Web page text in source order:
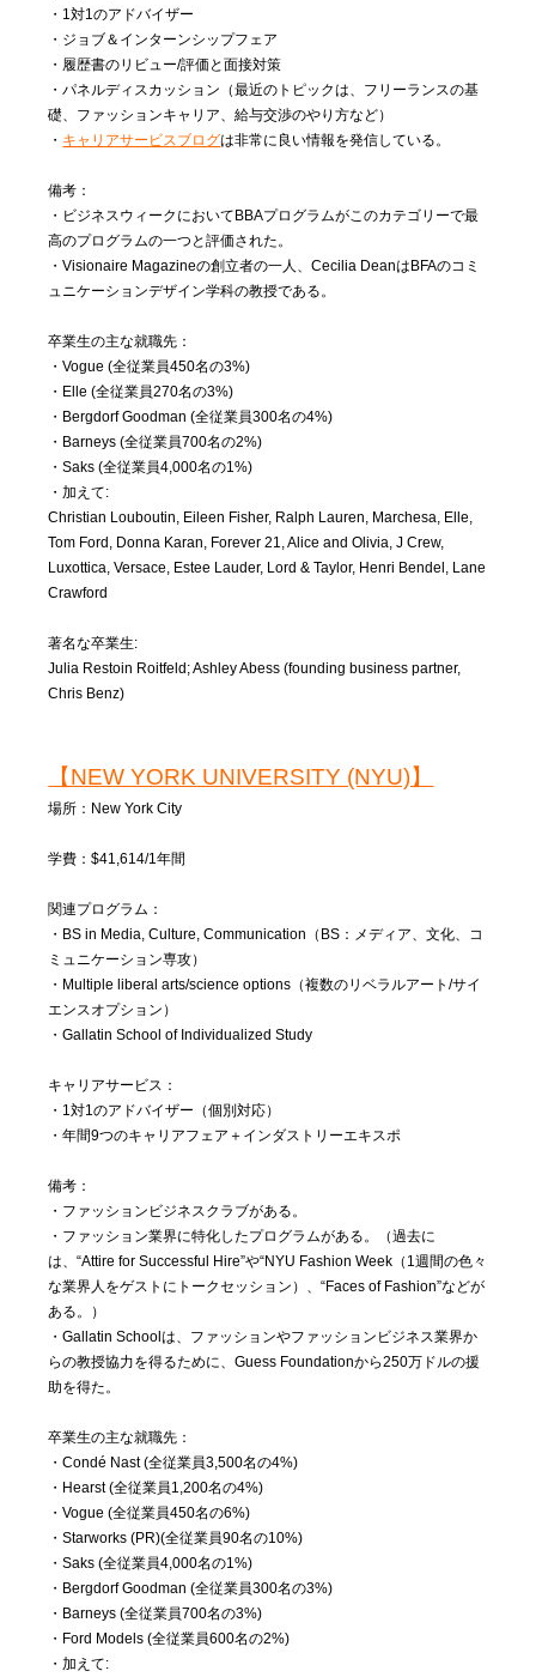
・1対1のアドバイザー
・ジョブ＆インターンシップフェア
・履歴書のリビュー/評価と面接対策
・パネルディスカッション（最近のトピックは、フリーランスの基
礎、ファッションキャリア、給与交渉のやり方など）
・ キャリアサービスブログは非常に良い情報を発信している。
備考：
・ビジネスウィークにおいてBBAプログラムがこのカテゴリーで最
高のプログラムの一つと評価された。
・Visionaire Magazineの創立者の一人、Cecilia DeanはBFAのコミ
ュニケーションデザイン学科の教授である。
卒業生の主な就職先：
・Vogue (全従業員450名の3%)
・Elle (全従業員270名の3%)
・Bergdorf Goodman (全従業員300名の4%)
・Barneys (全従業員700名の2%)
・Saks (全従業員4,000名の1%)
・加えて:
Christian Louboutin, Eileen Fisher, Ralph Lauren, Marchesa, Elle,
Tom Ford, Donna Karan, Forever 21, Alice and Olivia, J Crew,
Luxottica, Versace, Estee Lauder, Lord & Taylor, Henri Bendel, Lane
Crawford
著名な卒業生:
Julia Restoin Roitfeld; Ashley Abess (founding business partner,
Chris Benz)
【NEW YORK UNIVERSITY (NYU)】
場所：New York City
学費：$41,614/1年間
関連プログラム：
・BS in Media, Culture, Communication（BS：メディア、文化、コ
ミュニケーション専攻）
・Multiple liberal arts/science options（複数のリベラルアート/サイ
エンスオプション）
・Gallatin School of Individualized Study
キャリアサービス：
・1対1のアドバイザー（個別対応）
・年間9つのキャリアフェア＋インダストリーエキスポ
備考：
・ファッションビジネスクラブがある。
・ファッション業界に特化したプログラムがある。（過去に
は、“Attire for Successful Hire”や“NYU Fashion Week（1週間の色々
な業界人をゲストにトークセッション）、“Faces of Fashion”などが
ある。）
・Gallatin Schoolは、ファッションやファッションビジネス業界か
らの教授協力を得るために、Guess Foundationから250万ドルの援
助を得た。
卒業生の主な就職先：
・Condé Nast (全従業員3,500名の4%)
・Hearst (全従業員1,200名の4%)
・Vogue (全従業員450名の6%)
・Starworks (PR)(全従業員90名の10%)
・Saks (全従業員4,000名の1%)
・Bergdorf Goodman (全従業員300名の3%)
・Barneys (全従業員700名の3%)
・Ford Models (全従業員600名の2%)
・加えて: